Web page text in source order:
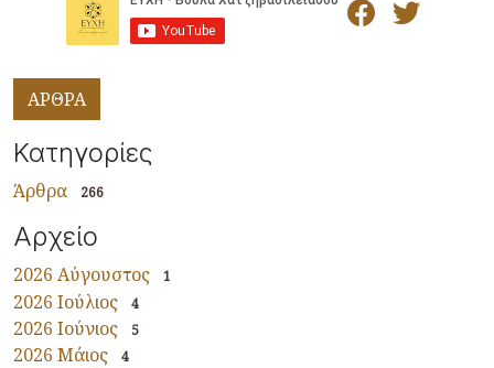
ΑΡΘΡΑ
Κατηγορίες
Άρθρα 266
Αρχείο
2026 Αύγουστος 1
2026 Ιούλιος 4
2026 Ιούνιος 5
2026 Μάιος 4